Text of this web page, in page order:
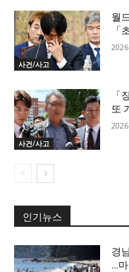
사건/사고
월
「
사건/사고
「
또
인기뉴스
경
…마